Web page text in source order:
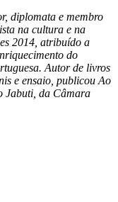
diplomata e membro
na cultura e na
2014, atribuído a
do
Autor de livros
e ensaio, publicou Ao
Jabuti, da Câmara